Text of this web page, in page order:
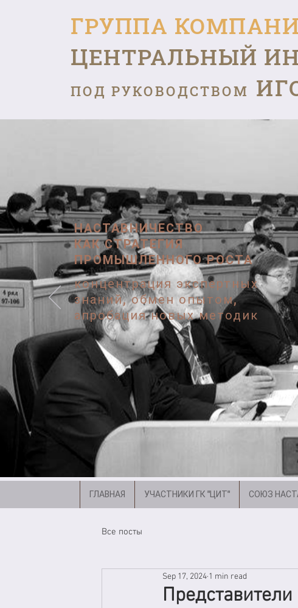
ГРУППА
ЦЕНТРАЛЬНЫЙ
ПОД РУКОВОДСТВОМ
Все посты
Sep 17, 2024 1 min read
ГЛАВНАЯ УЧАСТНИКИ ГК "ЦИТ" СОЮЗ
НАСТАВНИЧЕСТВО
КАК СТРАТЕГИЯ
ПРОМЫШЛЕННОГО РОСТА
концентрация экспертных
знаний, обмен опытом,
апробация новых методик